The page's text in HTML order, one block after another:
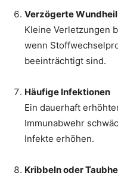
Verzögerte
Kleine Verletzungen
wenn
beeinträchtigt sind.
Häufige Infektionen
Ein dauerhaft
Immunabwehr
Infekte erhöhen.
Kribbeln oder